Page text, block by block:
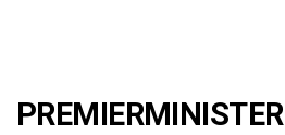
PREMIERMINISTER